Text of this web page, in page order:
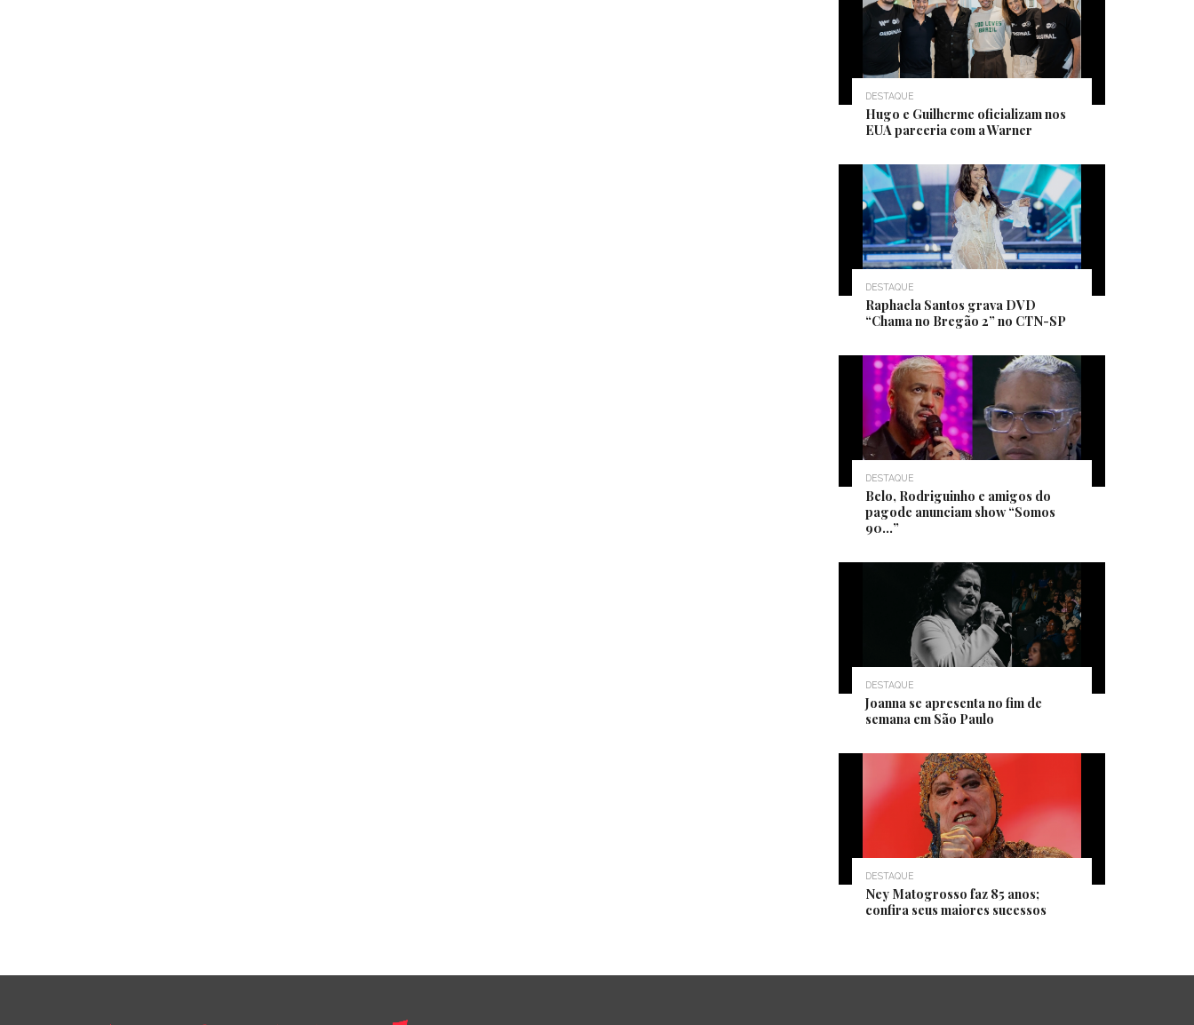
DESTAQUE
Hugo e Guilherme oficializam nos
EUA parceria com a Warner
DESTAQUE
Raphaela Santos grava DVD
“Chama no Bregão 2” no CTN-SP
DESTAQUE
Belo, Rodriguinho e amigos do
pagode anunciam show “Somos
90…”
DESTAQUE
Joanna se apresenta no fim de
semana em São Paulo
DESTAQUE
Ney Matogrosso faz 85 anos;
confira seus maiores sucessos